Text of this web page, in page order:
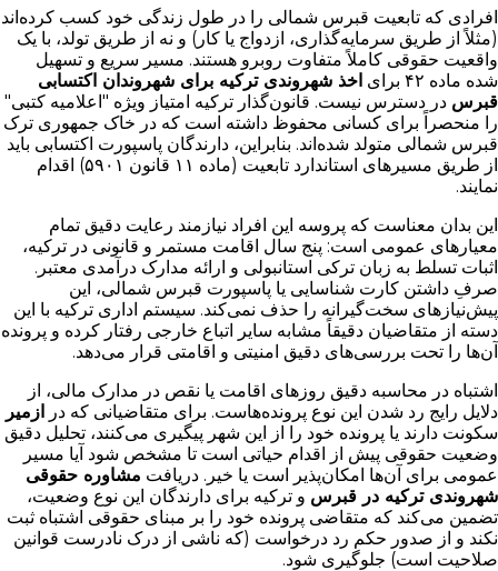
افرادی که تابعیت قبرس شمالی را در طول زندگی خود کسب کرده‌اند
(مثلاً از طریق سرمایه‌گذاری، ازدواج یا کار) و نه از طریق تولد، با یک
واقعیت حقوقی کاملاً متفاوت روبرو هستند. مسیر سریع و تسهیل
شده ماده ۴۲ برای
اخذ شهروندی ترکیه برای شهروندان اکتسابی
قبرس در دسترس نیست. قانون‌گذار ترکیه امتیاز ویژه "اعلامیه کتبی"
را منحصراً برای کسانی محفوظ داشته است که در خاک جمهوری ترک
قبرس شمالی متولد شده‌اند. بنابراین، دارندگان پاسپورت اکتسابی باید
از طریق مسیرهای استاندارد تابعیت (ماده ۱۱ قانون ۵۹۰۱) اقدام
نمایند.
این بدان معناست که پروسه این افراد نیازمند رعایت دقیق تمام
معیارهای عمومی است: پنج سال اقامت مستمر و قانونی در ترکیه،
اثبات تسلط به زبان ترکی استانبولی و ارائه مدارک درآمدی معتبر.
صرفِ داشتن کارت شناسایی یا پاسپورت قبرس شمالی، این
پیش‌نیازهای سخت‌گیرانه را حذف نمی‌کند. سیستم اداری ترکیه با این
دسته از متقاضیان دقیقاً مشابه سایر اتباع خارجی رفتار کرده و پرونده
آن‌ها را تحت بررسی‌های دقیق امنیتی و اقامتی قرار می‌دهد.
اشتباه در محاسبه دقیق روزهای اقامت یا نقص در مدارک مالی، از
دلایل رایج رد شدن این نوع پرونده‌هاست. برای متقاضیانی که در ازمیر
سکونت دارند یا پرونده خود را از این شهر پیگیری می‌کنند، تحلیل دقیق
وضعیت حقوقی پیش از اقدام حیاتی است تا مشخص شود آیا مسیر
عمومی برای آن‌ها امکان‌پذیر است یا خیر. دریافت مشاوره حقوقی
شهروندی ترکیه در قبرس و ترکیه برای دارندگان این نوع وضعیت،
تضمین می‌کند که متقاضی پرونده خود را بر مبنای حقوقی اشتباه ثبت
نکند و از صدور حکم رد درخواست (که ناشی از درک نادرست قوانین
صلاحیت است) جلوگیری شود.